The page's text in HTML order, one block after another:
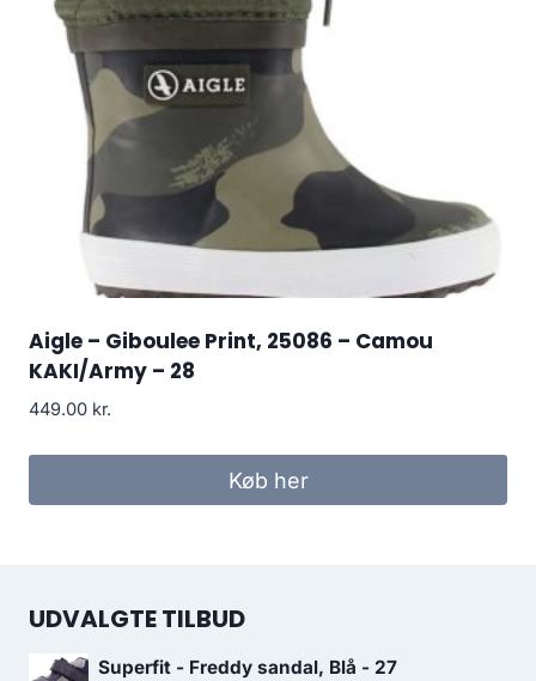
Aigle – Giboulee Print, 25086 – Camou
KAKI/Army – 28
449.00 kr.
Køb her
UDVALGTE TILBUD
Superfit - Freddy sandal, Blå - 27